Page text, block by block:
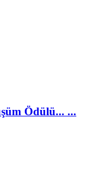
Ödülü... ...